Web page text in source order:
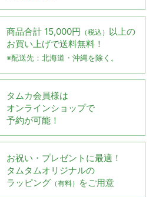
商品合計 15,000円 （税込） 以上の
お買い上げで送料無料！
※配送先：北海道・沖縄を除く。
タムカ会員様は
オンラインショップで
予約が可能！
お祝い・プレゼントに最適！
タムタムオリジナルの
ラッピング （有料） をご用意